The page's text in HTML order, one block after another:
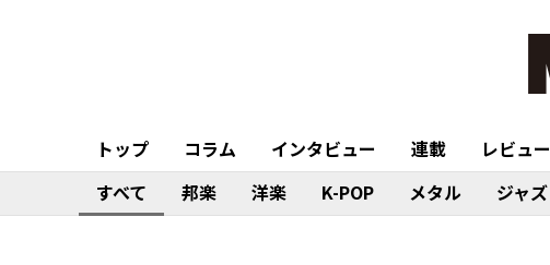
トップ コラム インタビュー 連載 レビュー
すべて
邦楽 洋楽 K-POP メタル ジャズ